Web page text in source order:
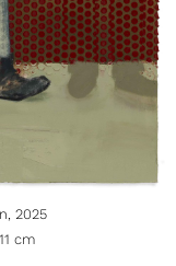
2025
cm